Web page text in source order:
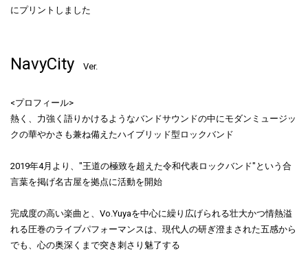
にプリントしました
NavyCity Ver.
<プロフィール>
熱く、力強く語りかけるようなバンドサウンドの中にモダンミュージッ
クの華やかさも兼ね備えたハイブリッド型ロックバンド
2019年4月より、"王道の極致を超えた令和代表ロックバンド"という合
言葉を掲げ名古屋を拠点に活動を開始
完成度の高い楽曲と、Vo.Yuyaを中心に繰り広げられる壮大かつ情熱溢
れる圧巻のライブパフォーマンスは、現代人の研ぎ澄まされた五感から
でも、心の奥深くまで突き刺さり魅了する